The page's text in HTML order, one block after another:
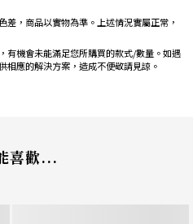
，商品以實物為準。上述情況實屬正常，
有機會未能滿足您所購買的款式/數量。如遇
相應的解決方案，造成不便敬請見諒。
喜歡...